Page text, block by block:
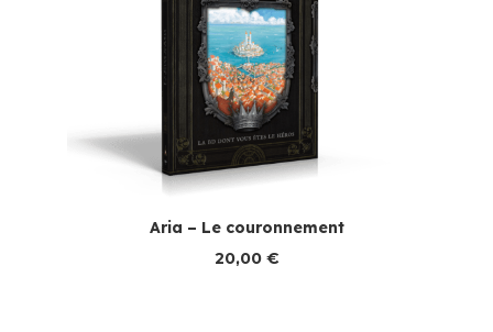
Aria – Le couronnement
20,00 €